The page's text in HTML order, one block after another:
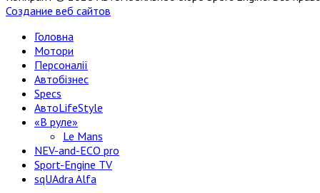
Создание веб сайтов
Головна
Мотори
Персоналії
Автобізнес
Specs
АвтоLifeStyle
«В руле»
Le Mans
NEV-and-ECO pro
Sport-Engine TV
sqUAdra Alfa